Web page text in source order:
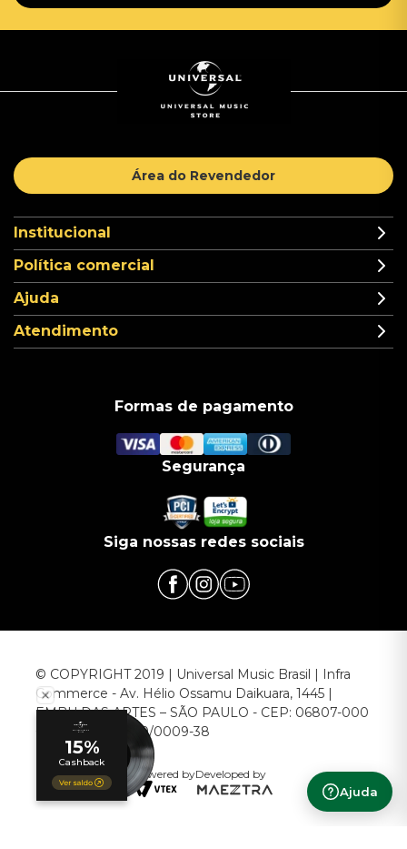
Ajuda
Área do Revendedor
Institucional
Política comercial
Ajuda
Atendimento
Formas de pagamento
Segurança
Siga nossas redes sociais
© COPYRIGHT 2019 | Universal Music Brasil | Infra
Commerce - Av. Hélio Ossamu Daikuara, 1445 |
EMBU DAS ARTES – SÃO PAULO - CEP: 06807-000
CNPJ: 00.952.789/0009-38
Powered byDeveloped by